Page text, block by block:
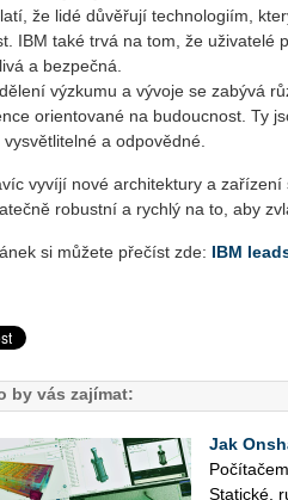
že lidé dů­vě­řu­jí tech­no­lo­giím,
IBM také trvá na tom, že uži­va­te­lé
a bez­peč­ná.
vý­zku­mu a vý­vo­je se za­bý­vá
ori­en­to­va­né na bu­douc­nost. Ty
vy­svět­li­tel­né a od­po­věd­né.
vy­ví­jí nové ar­chi­tek­tu­ry a
ro­bust­ní a rych­lý na to, aby
si mů­že­te pře­číst zde: IBM
by vás zajímat:
Jak
Sta­tic­ké,